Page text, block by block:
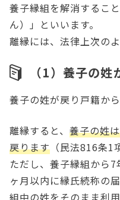
養子縁組を解消するこ
ん）」といいます。
離縁には、法律上次の
（1）養子の
養子の姓が戻り戸籍か
離縁すると、 養子の姓
戻ります（民法816条1
ただし、養子縁組から
ヶ月以内に縁氏続称の